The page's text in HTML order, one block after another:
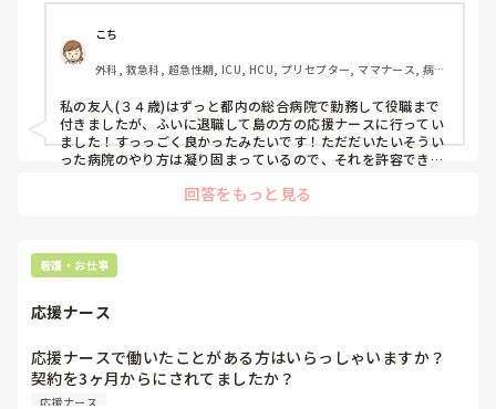
こち
外科, 救急科, 超急性期, ICU, HCU, プリセプター, ママナース, 病
私の友人(３４歳)はずっと都内の総合病院で勤務して役職まで
付きましたが、ふいに退職して島の方の応援ナースに行ってい
ました！すっっごく良かったみたいです！ただだいたいそうい
った病院のやり方は凝り固まっているので、それを許容できる
に行けるのはかなり良いと思いました！
回答をもっと見る
看護・お仕事
応援ナース
応援ナースで働いたことがある方はいらっしゃいますか？
契約を3ヶ月からにされてましたか？
応援ナース